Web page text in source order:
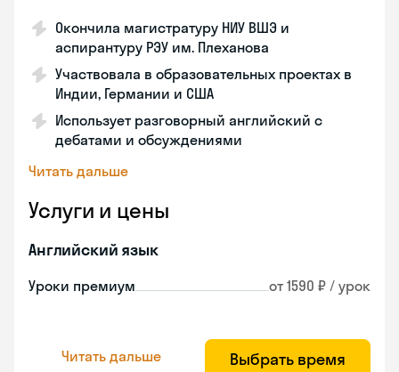
Окончила магистратуру НИУ ВШЭ и
аспирантуру РЭУ им. Плеханова
Участвовала в образовательных проектах в
Индии, Германии и США
Использует разговорный английский с
дебатами и обсуждениями
Читать дальше
Услуги и цены
Английский язык
Уроки премиум от 1590 ₽ / урок
Читать дальше Выбрать время